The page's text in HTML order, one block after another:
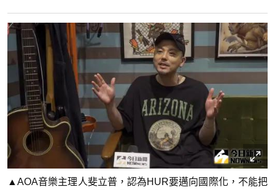
▲AOA音樂主理人斐立普，認為HUR要邁向國際化，不能把